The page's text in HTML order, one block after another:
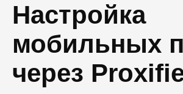
Настройка
мобильных
через